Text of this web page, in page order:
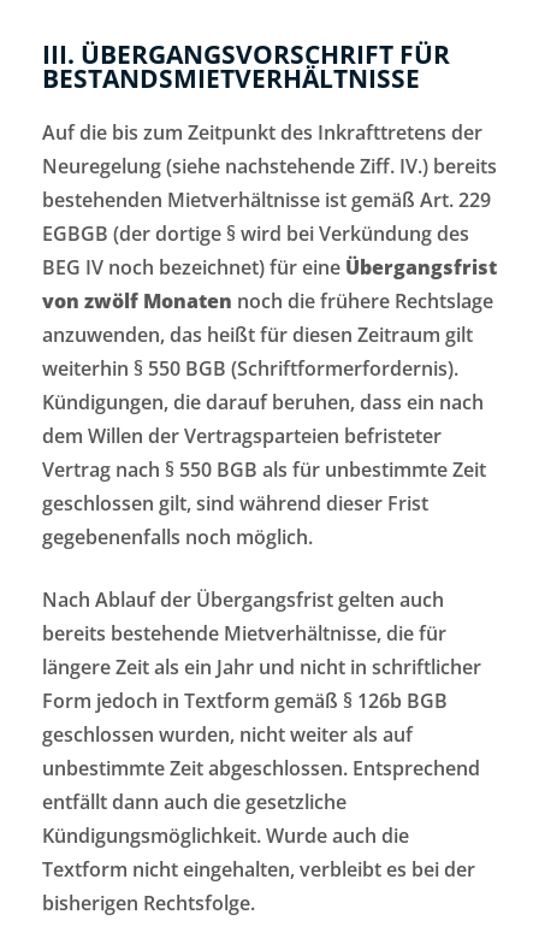
III. ÜBERGANGSVORSCHRIFT FÜR
BESTANDSMIETVERHÄLTNISSE
Auf die bis zum Zeitpunkt des Inkrafttretens der
Neuregelung (siehe nachstehende Ziff. IV.) bereits
bestehenden Mietverhältnisse ist gemäß Art. 229
EGBGB (der dortige § wird bei Verkündung des
BEG IV noch bezeichnet) für eine Übergangsfrist
von zwölf Monaten noch die frühere Rechtslage
anzuwenden, das heißt für diesen Zeitraum gilt
weiterhin § 550 BGB (Schriftformerfordernis).
Kündigungen, die darauf beruhen, dass ein nach
dem Willen der Vertragsparteien befristeter
Vertrag nach § 550 BGB als für unbestimmte Zeit
geschlossen gilt, sind während dieser Frist
gegebenenfalls noch möglich.
Nach Ablauf der Übergangsfrist gelten auch
bereits bestehende Mietverhältnisse, die für
längere Zeit als ein Jahr und nicht in schriftlicher
Form jedoch in Textform gemäß § 126b BGB
geschlossen wurden, nicht weiter als auf
unbestimmte Zeit abgeschlossen. Entsprechend
entfällt dann auch die gesetzliche
Kündigungsmöglichkeit. Wurde auch die
Textform nicht eingehalten, verbleibt es bei der
bisherigen Rechtsfolge.